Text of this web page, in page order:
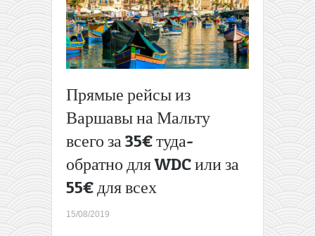
Прямые рейсы из
Варшавы на Мальту
всего за 35€ туда-
обратно для WDC или за
55€ для всех
15/08/2019
Варшавы
Берлин и
На
ночи в 3*